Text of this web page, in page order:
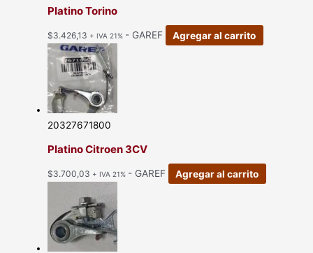
Platino Torino
$3.426,13 + IVA 21% - GAREF Agregar al carrito
20327671800
Platino Citroen 3CV
$3.700,03 + IVA 21% - GAREF Agregar al carrito